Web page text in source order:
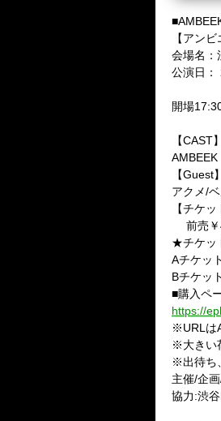
【アン
会場名：
公演日：
開場
【CAST】
AMBEEK
【Guest】
アクメ/
【チケッ
前売￥
★チケッ
Aチケッ
Bチケッ
■購入ペ
https://
※URLは
※大きい
※出待ち
主催/企
協力:渋